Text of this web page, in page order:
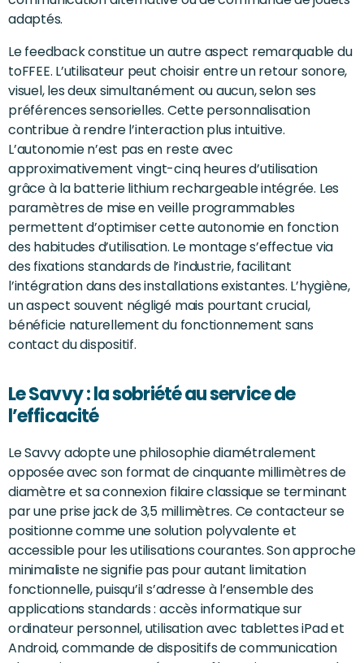
adaptés.
Le feedback constitue un autre aspect remarquable du
toFFEE. L’utilisateur peut choisir entre un retour sonore,
visuel, les deux simultanément ou aucun, selon ses
préférences sensorielles. Cette personnalisation
contribue à rendre l’interaction plus intuitive.
L’autonomie n’est pas en reste avec
approximativement vingt-cinq heures d’utilisation
grâce à la batterie lithium rechargeable intégrée. Les
paramètres de mise en veille programmables
permettent d’optimiser cette autonomie en fonction
des habitudes d’utilisation. Le montage s’effectue via
des fixations standards de l’industrie, facilitant
l’intégration dans des installations existantes. L’hygiène,
un aspect souvent négligé mais pourtant crucial,
bénéficie naturellement du fonctionnement sans
contact du dispositif.
Le Savvy : la sobriété au service de
l’efficacité
Le Savvy adopte une philosophie diamétralement
opposée avec son format de cinquante millimètres de
diamètre et sa connexion filaire classique se terminant
par une prise jack de 3,5 millimètres. Ce contacteur se
positionne comme une solution polyvalente et
accessible pour les utilisations courantes. Son approche
minimaliste ne signifie pas pour autant limitation
fonctionnelle, puisqu’il s’adresse à l’ensemble des
applications standards : accès informatique sur
ordinateur personnel, utilisation avec tablettes iPad et
Android, commande de dispositifs de communication